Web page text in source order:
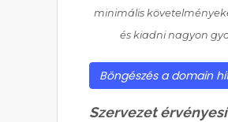
minimális
és kiadni nagyon
Böngészés a domain
Szervezet